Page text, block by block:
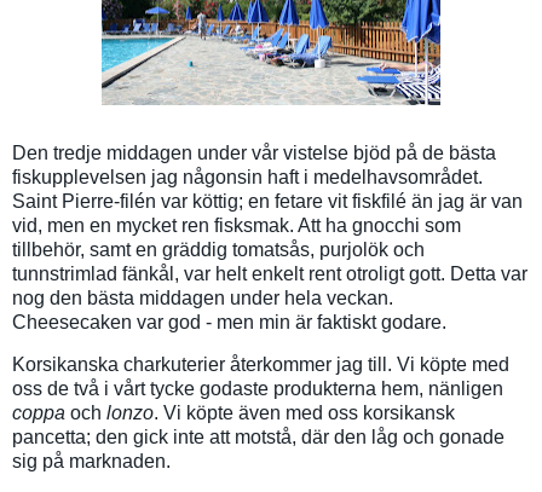
Den tredje middagen under vår vistelse bjöd på de bästa
fiskupplevelsen jag någonsin haft i medelhavsområdet.
Saint Pierre-filén var köttig; en fetare vit fiskfilé än jag är van
vid, men en mycket ren fisksmak. Att ha gnocchi som
tillbehör, samt en gräddig tomatsås, purjolök och
tunnstrimlad fänkål, var helt enkelt rent otroligt gott. Detta var
nog den bästa middagen under hela veckan.
Cheesecaken var god - men min är faktiskt godare.
Korsikanska charkuterier återkommer jag till. Vi köpte med
oss de två i vårt tycke godaste produkterna hem, nänligen
coppa och lonzo. Vi köpte även med oss korsikansk
pancetta; den gick inte att motstå, där den låg och gonade
sig på marknaden.